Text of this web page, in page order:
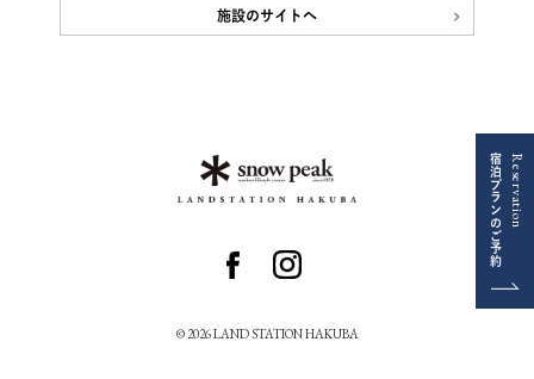
Reservation
宿泊プランのご予約
施設のサイトへ
© 2026 LAND STATION HAKUBA